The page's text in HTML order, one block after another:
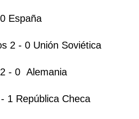
España
2 - 0 Unión Soviética
- 0 Alemania
1 República Checa